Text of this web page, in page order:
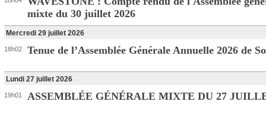
mixte du 30 juillet 2026
Mercredi 29 juillet 2026
18h02 Tenue de l’Assemblée Générale Annuelle 2026 de
Lundi 27 juillet 2026
19h01 ASSEMBLÉE GÉNÉRALE MIXTE DU 27